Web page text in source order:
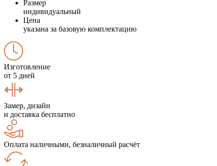
Размер
индивидуальный
Цена
указана за базовую комплектацию
Изготовление
от 5 дней
Замер, дизайн
и доставка бесплатно
Оплата наличными, безналичный расчёт